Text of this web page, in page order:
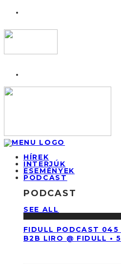
HÍREK
INTERJÚK
ESEMÉNYEK
PODCAST
PODCAST
SEE ALL
FIDULL PODCAST 045
B2B LIRO @ FIDULL •